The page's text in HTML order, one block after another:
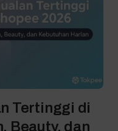
Tertinggi di
Beauty, dan